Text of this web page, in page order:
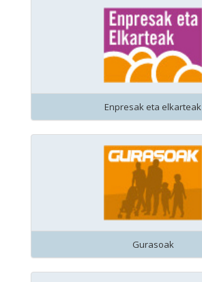
Enpresak eta elkarteak
Gurasoak